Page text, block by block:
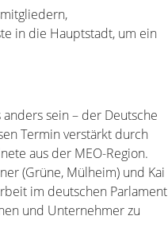
in die Hauptstadt, um ein
sein – der Deutsche
Termin verstärkt durch
aus der MEO-Region.
(Grüne, Mülheim) und Kai
im deutschen Parlament
und Unternehmer zu